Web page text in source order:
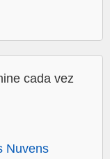
cada vez
Nuvens